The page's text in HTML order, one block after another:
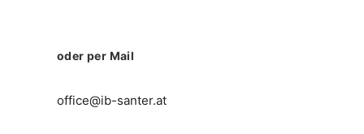
oder per Mail
office@ib-santer.at